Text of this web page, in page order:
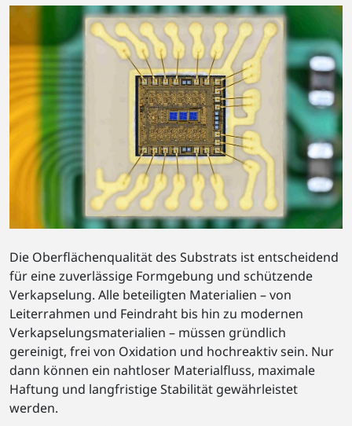
Die Oberflächenqualität des Substrats ist entscheidend
für eine zuverlässige Formgebung und schützende
Verkapselung. Alle beteiligten Materialien – von
Leiterrahmen und Feindraht bis hin zu modernen
Verkapselungsmaterialien – müssen gründlich
gereinigt, frei von Oxidation und hochreaktiv sein. Nur
dann können ein nahtloser Materialfluss, maximale
Haftung und langfristige Stabilität gewährleistet
werden.